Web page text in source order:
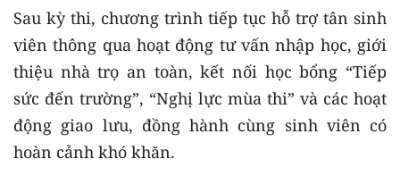
Sau kỳ thi, chương trình tiếp tục hỗ trợ tân sinh
viên thông qua hoạt động tư vấn nhập học, giới
thiệu nhà trọ an toàn, kết nối học bổng “Tiếp
sức đến trường”, “Nghị lực mùa thi” và các hoạt
động giao lưu, đồng hành cùng sinh viên có
hoàn cảnh khó khăn.